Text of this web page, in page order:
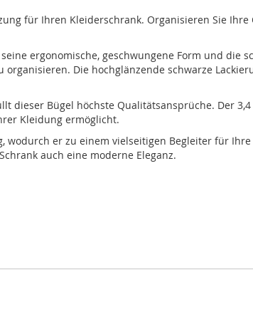
für Ihren Kleiderschrank. Organisieren Sie
ergonomische, geschwungene Form und die
Die hochglänzende schwarze
Bügel höchste Qualitätsansprüche. Der
Kleidung ermöglicht.
er zu einem vielseitigen Begleiter für
auch eine moderne Eleganz.